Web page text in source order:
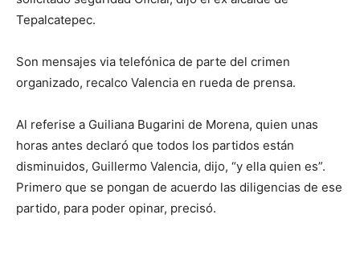
Tepalcatepec.
Son mensajes via telefónica de parte del crimen
organizado, recalco Valencia en rueda de prensa.
Al referise a Guiliana Bugarini de Morena, quien unas
horas antes declaró que todos los partidos están
disminuidos, Guillermo Valencia, dijo, “y ella quien es”.
Primero que se pongan de acuerdo las diligencias de ese
partido, para poder opinar, precisó.